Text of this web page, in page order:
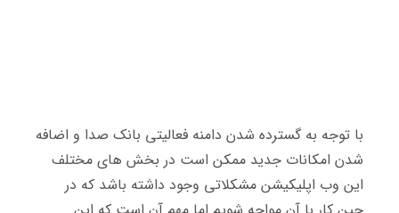
با توجه به گسترده شدن دامنه فعالیتی بانک صدا و اضافه
شدن امکانات جدید ممکن است در بخش های مختلف
این وب اپلیکیشن مشکلاتی وجود داشته باشد که در